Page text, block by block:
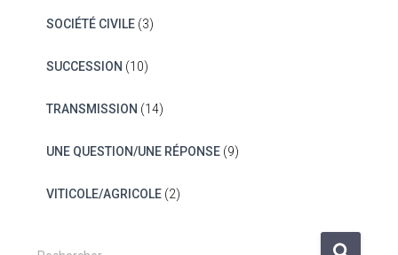
SOCIÉTÉ CIVILE(3)
SUCCESSION (10)
TRANSMISSION (14)
UNE QUESTION/UNE RÉPONSE(9)
VITICOLE/AGRICOLE(2)
R